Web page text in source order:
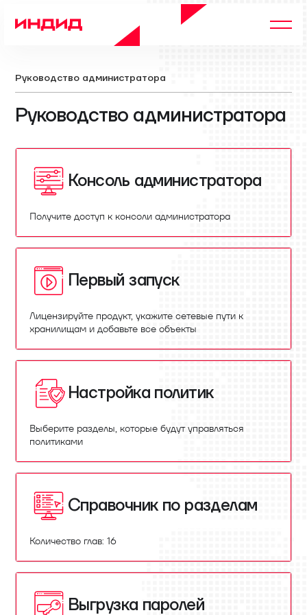
Руководство администратора
Руководство администратора
Консоль администратора
Получите доступ к консоли администратора
Первый запуск
Лицензируйте продукт, укажите сетевые пути к
хранилищам и добавьте все объекты
Настройка политик
Выберите разделы, которые будут управляться
политиками
Справочник по разделам
Количество глав: 16
Выгрузка паролей